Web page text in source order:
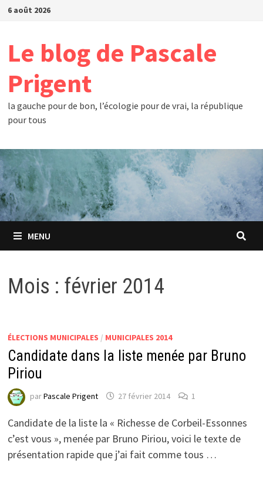
Passer
6 août 2026
Le blog de Pascale
Prigent
la gauche pour de bon, l’écologie pour de vrai, la république
pour tous
MENU
Mois : février 2014
ÉLECTIONS MUNICIPALES / MUNICIPALES 2014
Candidate dans la liste menée par Bruno
Piriou
parPascale Prigent 27 février 2014 1
Candidate de la liste la « Richesse de Corbeil-Essonnes
c’est vous », menée par Bruno Piriou, voici le texte de
présentation rapide que j’ai fait comme tous …